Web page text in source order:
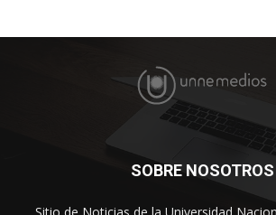
SOBRE NOSOTROS